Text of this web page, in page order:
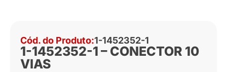
Cód. do Produto:1-1452352-1
1-1452352-1 – CONECTOR 10
VIAS